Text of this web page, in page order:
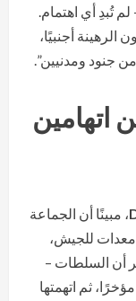
تُبدِ أي اهتمام.
الرهينة أجنبيًا،
من جنود ومدنيين”.
اتهامين
، مبينًا أن الجماعة
معدات للجيش،
أن السلطات –
ثم اتهمتها